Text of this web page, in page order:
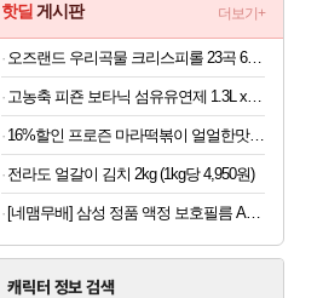
핫딜 게시판 더보기+
오즈랜드 우리곡물 크리스피롤 23곡 660g (100g당 1,500원)
16%할인 프로즌 마라떡볶이 얼얼한맛, 440g, 2개
전라도 얼갈이 김치 2kg (1kg당 4,950원)
[네맴무배] 삼성 정품 액정 보호필름 AR 스크린 프로텍터 갤럭시S26 울트라, 2매입
캐릭터 정보 검색